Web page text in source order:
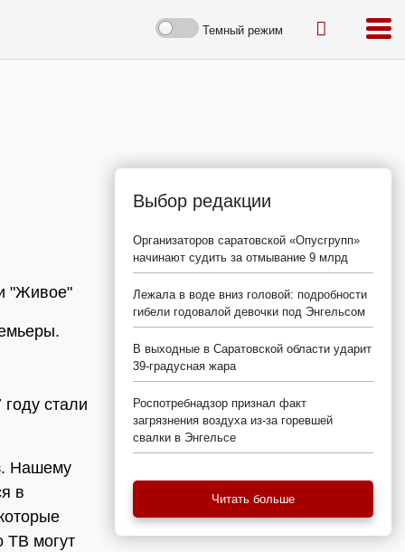
Темный режим
"Живое"
стали
Нашему
в
ТВ могут
Выбор редакции
Организаторов саратовской «Опусгрупп»
начинают судить за отмывание 9 млрд
Лежала в воде вниз головой: подробности
гибели годовалой девочки под Энгельсом
В выходные в Саратовской области ударит
39-градусная жара
Роспотребнадзор признал факт
загрязнения воздуха из-за горевшей
свалки в Энгельсе
Читать больше